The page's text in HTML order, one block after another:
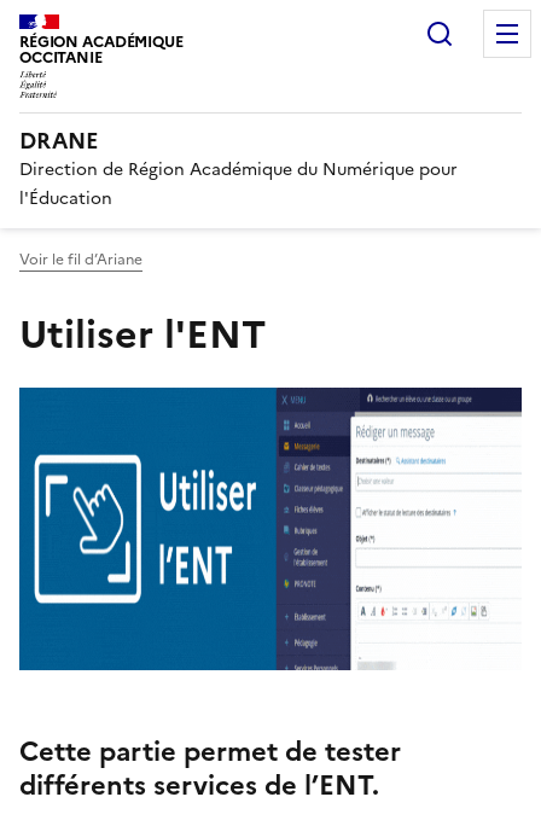
RÉGION ACADÉMIQUE
OCCITANIE
DRANE
Direction de Région Académique du Numérique pour
l'Éducation
Voir le fil d’Ariane
Utiliser l'ENT
Cette partie permet de tester
différents services de l’ENT.